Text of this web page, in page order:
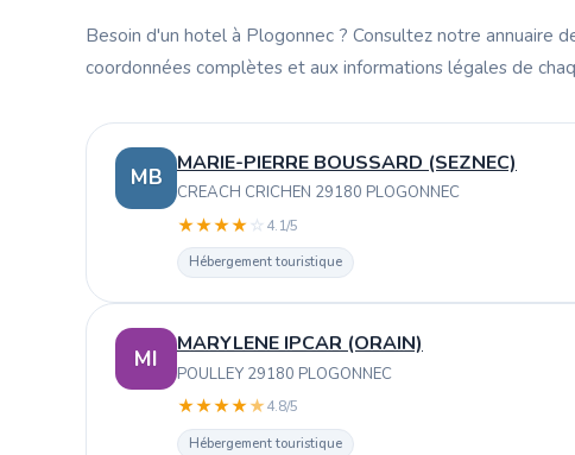
Besoin d'un hotel à Plogonnec ? Consultez notre annuaire
coordonnées complètes et aux informations légales de
MB
MARIE-PIERRE BOUSSARD (SEZNEC)
CREACH CRICHEN 29180 PLOGONNEC
★★★★ ☆ 4.1/5
Hébergement touristique
MI
MARYLENE IPCAR (ORAIN)
POULLEY 29180 PLOGONNEC
★★★★★4.8/5
Hébergement touristique